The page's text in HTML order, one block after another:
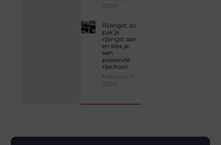
Rijangst: zo
pak je
rijangst aan
en kies je
een
passende
rijschool